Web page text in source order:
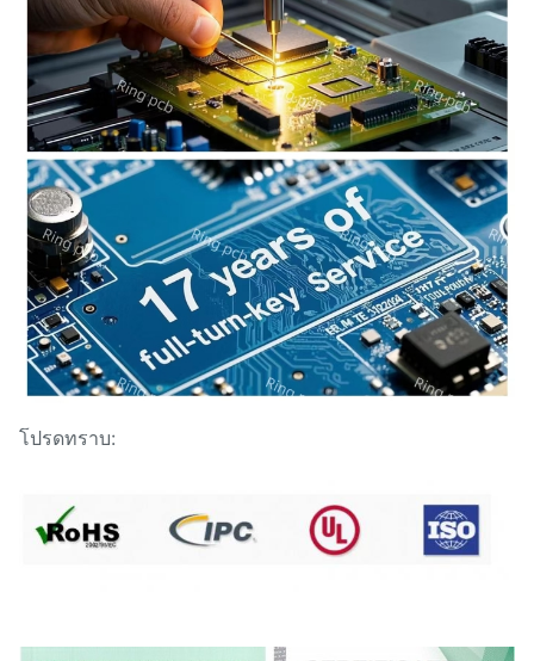
โปรดทราบ: